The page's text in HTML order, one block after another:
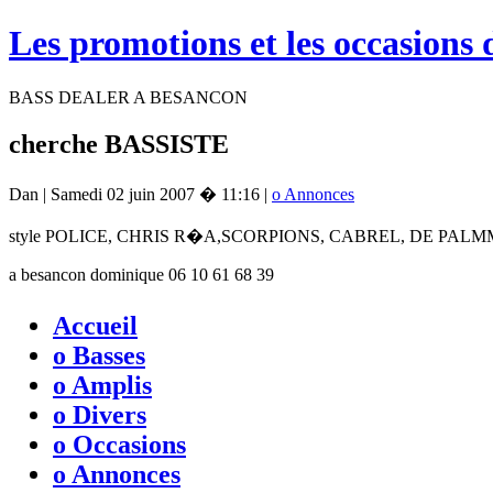
Les promotions et les occasions
BASS DEALER A BESANCON
cherche BASSISTE
Dan | Samedi 02 juin 2007 � 11:16 | o Annonces
style POLICE, CHRIS R�A,SCORPIONS, CABREL, DE
a besancon dominique 06 10 61 68 39
Accueil
o Basses
o Amplis
o Divers
o Occasions
o Annonces